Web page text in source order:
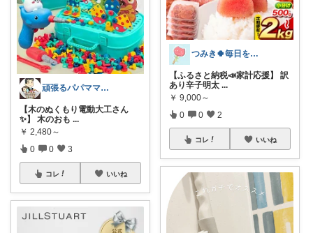
頑張るパパママ応援隊@育児・子供用品紹介
【木のぬくもり電動大工さん
✨】 木のおも ...
￥ 2,480～
0 0 3
コレ いいね
つみき🍀毎日をご機嫌にする♡
【ふるさと納税📣家計応援】 訳
あり辛子明太 ...
￥ 9,000～
0 0 2
コレ いいね